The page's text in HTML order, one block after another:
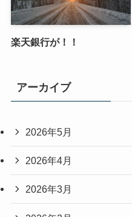
楽天銀行が！！
アーカイブ
2026年5月
2026年4月
2026年3月